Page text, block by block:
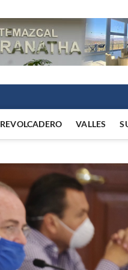
REVOLCADERO VALLES